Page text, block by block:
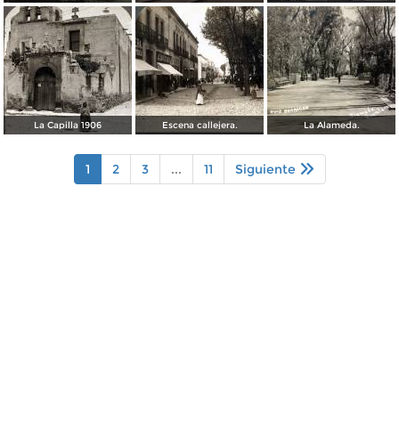
La Capilla 1906 Escena callejera. La Alameda.
1 2 3 ... 11 Siguiente